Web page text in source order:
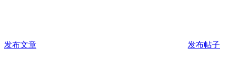
发布文章 发布帖子